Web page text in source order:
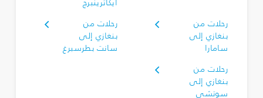
ايكاترينبرج
رحلات من
بنغازي إلى
سامارا
رحلات من
بنغازي إلى
سانت بطرسبرغ
رحلات من
بنغازي إلى
سوتشي